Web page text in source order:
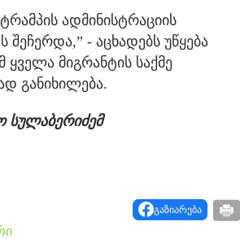
ადმინისტრაციის
- აცხადებს უწყება
მიგრანტის საქმე
განიხილება.
გაზიარება